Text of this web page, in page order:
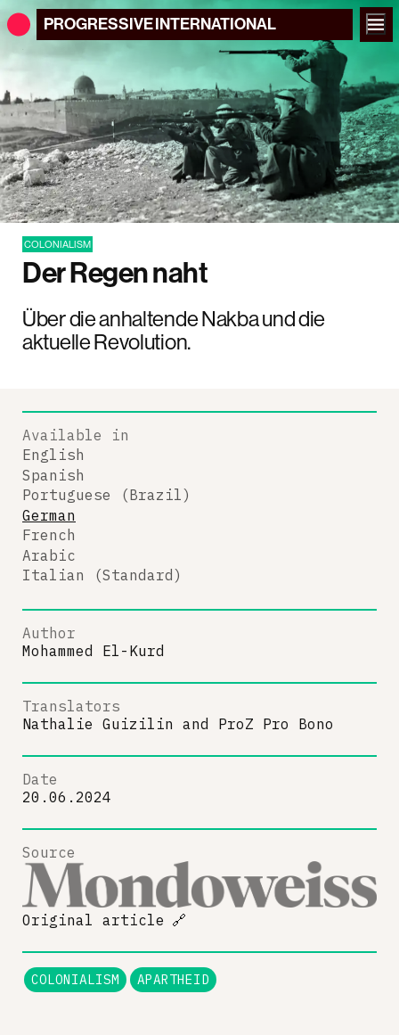
PROGRESSIVEINTERNATIONAL
COLONIALISM
Der Regen naht
Über die anhaltende Nakba und die
aktuelle Revolution.
Available in
English
Spanish
Portuguese (Brazil)
German
French
Arabic
Italian (Standard)
Author
Mohammed El-Kurd
Translators
Nathalie Guizilin and ProZ Pro Bono
Date
20.06.2024
Source
Original article 🔗
COLONIALISM APARTHEID